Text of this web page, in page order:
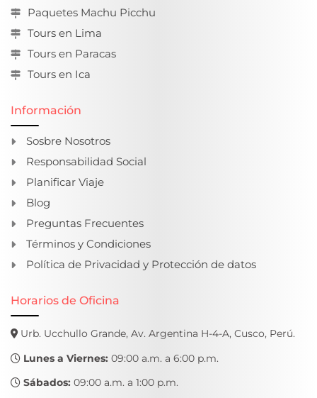
Paquetes Machu Picchu
Tours en Lima
Tours en Paracas
Tours en Ica
Información
Sosbre Nosotros
Responsabilidad Social
Planificar Viaje
Blog
Preguntas Frecuentes
Términos y Condiciones
Política de Privacidad y Protección de datos
Horarios de Oficina
Urb. Ucchullo Grande, Av. Argentina H-4-A, Cusco, Perú.
Lunes a Viernes: 09:00 a.m. a 6:00 p.m.
Sábados: 09:00 a.m. a 1:00 p.m.